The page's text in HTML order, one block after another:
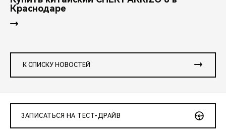
Краснодаре
К СПИСКУ НОВОСТЕЙ
ЗАПИСАТЬСЯ НА ТЕСТ-ДРАЙВ